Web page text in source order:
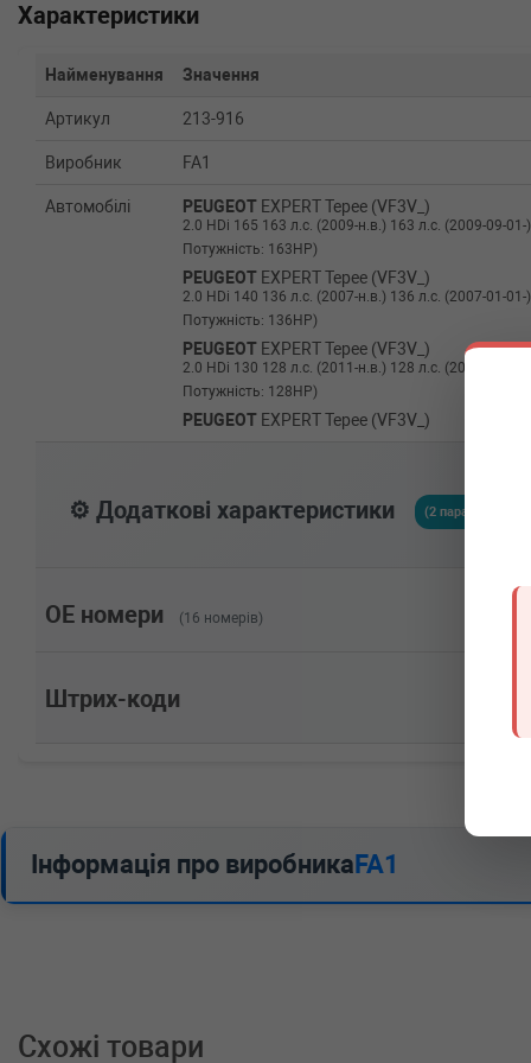
Характеристики
Найменування Значення
Артикул 213-916
Виробник FA1
Автомобілі PEUGEOT EXPERT Tepee (VF3V_)
2.0 HDi 165 163 л.с. (2009-н.в.) 163 л.с. (2009-09-
Потужність: 163HP)
PEUGEOT EXPERT Tepee (VF3V_)
2.0 HDi 140 136 л.с. (2007-н.в.) 136 л.с. (2007-01-
Потужність: 136HP)
PEUGEOT EXPERT Tepee (VF3V_)
2.0 HDi 130 128 л.с. (2011-н.в.) 128 л.с. (2011-03-01-
Потужність: 128HP)
PEUGEOT EXPERT Tepee (VF3V_)
EXPERT Tepee (VF3V_)
2.0 HDi 100 98 л.с. (2011-н.в.) 98 л.с. (2011-03-01-)
1.6 HDi 90 16V 90 л.с. (2007-н.в.) 90 л.с. (2007-01-
EXPERT фургон (VF3A_, VF3U_,
EXPERT фургон (VF3A_, VF3U_,
2.0 HDi 130 128 л.с. (2011-н.в.) 128 л.с. (2011-03-01-
⚙️ Додаткові характеристики (2 параметрів)
OE номери (16 номерів)
Штрих-коди
Інформація про виробникаFA1
Схожі товари